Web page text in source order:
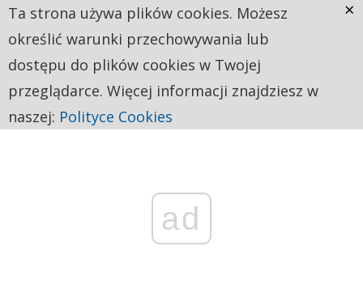
ad
Ta strona używa plików cookies. Możesz
określić warunki przechowywania lub
dostępu do plików cookies w Twojej
przeglądarce. Więcej informacji znajdziesz w
naszej: Polityce Cookies
×